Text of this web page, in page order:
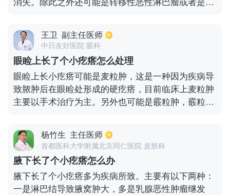
止发生感染。
消失。除此之外还可能是转移性恶性淋巴瘤或者是结
象的，患者则需要去医院进行细胞学检查，明确病
因，对症治疗。若是淋巴炎症，则需要抗炎治疗。
王卫 副主任医师
中日友好医院 眼科
眼睑上长了个小疙瘩怎么处理
眼睑上长小疙瘩可能是麦粒肿，这是一种因为疾病导
致脓肿后在眼睑处形成的硬疙瘩，目前临床上麦粒肿
主要以手术治疗为主。另外也可能是霰粒肿，霰粒肿
可以利用热敷的方法来促进身体对其的吸收，如果长
期无法吸收也可以采取手术的治疗方法。最后还有一
种可能性就是皮样囊肿，皮样囊肿常出现在眼睑皮下
方，肿块的边界清楚，治疗皮样囊肿也是以手术治疗
为主。
杨竹生 主任医师
首都医科大学附属北京同仁医院 皮肤科
腋下长了个小疙瘩怎么办
腋下长了个小疙瘩多为疾病所致。主要有以下两种：
一是淋巴结导致腋窝肿大，多是乳腺恶性肿瘤继发